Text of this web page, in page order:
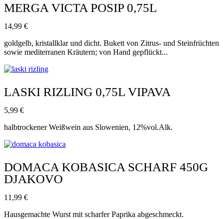
MERGA VICTA POSIP 0,75L
14,99 €
goldgelb, kristallklar und dicht. Bukett von Zitrus- und Steinfrüchten
sowie mediterranen Kräutern; von Hand gepflückt...
LASKI RIZLING 0,75L VIPAVA
5,99 €
halbtrockener Weißwein aus Slowenien, 12%vol.Alk.
DOMACA KOBASICA SCHARF 450G
DJAKOVO
11,99 €
Hausgemachte Wurst mit scharfer Paprika abgeschmeckt.